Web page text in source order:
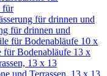
für
für drinnen und
für drinnen und
für Bodenabläufe 10 x
für Bodenabläufe 13 x
13 x 13
und Terrassen, 13 x 13